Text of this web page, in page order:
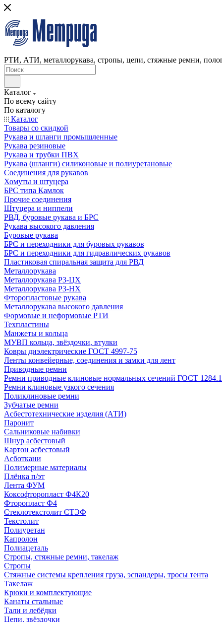
РТИ, АТИ, металлорукава, стропы, цепи, стяжные ремни,
Каталог
По всему сайту
По каталогу
Каталог
Товары со скидкой
Рукава и шланги промышленные
Рукава резиновые
Рукава и трубки ПВХ
Рукава (шланги) силиконовые и полиуретановые
Соединения для рукавов
Хомуты и штуцера
БРС типа Камлок
Прочие соединения
Штуцера и ниппели
РВД, буровые рукава и БРС
Рукава высокого давления
Буровые рукава
БРС и переходники для буровых рукавов
БРС и переходники для гидравлических рукавов
Пластиковая спиральная защита для РВД
Металлорукава
Металлорукава Р3-ЦХ
Металлорукава Р3-НХ
Фторопластовые рукава
Металлорукава высокого давления
Формовые и неформовые РТИ
Техпластины
Манжеты и кольца
МУВП кольца, звёздочки, втулки
Ковры диэлектрические ГОСТ 4997-75
Ленты конвейерные, соединения и замки для лент
Приводные ремни
Ремни приводные клиновые нормальных сечений ГОСТ
Ремни клиновые узкого сечения
Поликлиновые ремни
Зубчатые ремни
Асбестотехнические изделия (АТИ)
Паронит
Сальниковые набивки
Шнур асбестовый
Картон асбестовый
Асботкани
Полимерные материалы
Плёнка п/эт
Лента ФУМ
Коксофторопласт Ф4К20
Фторопласт Ф4
Стеклотекстолит СТЭФ
Текстолит
Полиуретан
Капролон
Полиацеталь
Стропы, стяжные ремни, такелаж
Стропы
Стяжные системы крепления груза, эспандеры, тросы тента
Такелаж
Крюки и комплектующие
Канаты стальные
Тали и лебёдки
Цепи, звёздочки